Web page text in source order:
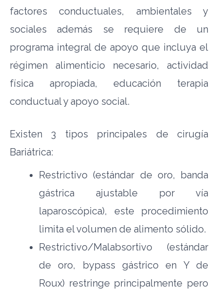
factores conductuales, ambientales y
sociales además se requiere de un
programa integral de apoyo que incluya el
régimen alimenticio necesario, actividad
física apropiada, educación terapia
conductual y apoyo social.
Existen 3 tipos principales de cirugía
Bariátrica:
Restrictivo (estándar de oro, banda
gástrica ajustable por vía
laparoscópica), este procedimiento
limita el volumen de alimento sólido.
Restrictivo/Malabsortivo (estándar
de oro, bypass gástrico en Y de
Roux) restringe principalmente pero